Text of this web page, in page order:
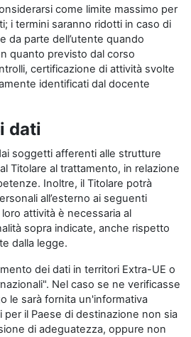
come limite massimo per
i termini saranno ridotti in caso di
da parte dell’utente quando
quanto previsto dal corso
certificazione di attività svolte
identificati dal docente
dati
soggetti afferenti alle strutture
Titolare al trattamento, in relazione
Inoltre, il Titolare potrà
all’esterno ai seguenti
attività è necessaria al
sopra indicate, anche rispetto
dalla legge.
dei dati in territori Extra-UE o
Nel caso se ne verificasse
le sarà fornita un'informativa
per il Paese di destinazione non sia
di adeguatezza, oppure non